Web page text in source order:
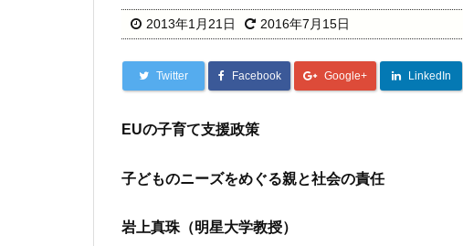
2013年1月21日 2016年7月15日
Twitter Facebook Google+ LinkedIn
EUの子育て支援政策
子どものニーズをめぐる親と社会の責任
岩上真珠（明星大学教授）